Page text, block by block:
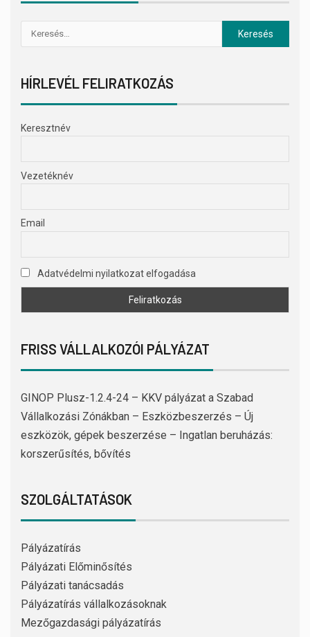
HÍRLEVÉL FELIRATKOZÁS
Keresztnév
Vezetéknév
Email
Adatvédelmi nyilatkozat elfogadása
FRISS VÁLLALKOZÓI PÁLYÁZAT
GINOP Plusz-1.2.4-24 – KKV pályázat a Szabad
Vállalkozási Zónákban – Eszközbeszerzés – Új
eszközök, gépek beszerzése – Ingatlan beruházás:
korszerűsítés, bővítés
SZOLGÁLTATÁSOK
Pályázatírás
Pályázati Előminősítés
Pályázati tanácsadás
Pályázatírás vállalkozásoknak
Mezőgazdasági pályázatírás